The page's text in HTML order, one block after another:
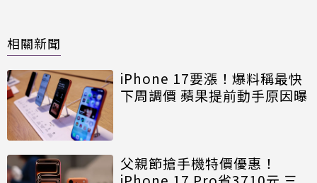
相關新聞
iPhone 17要漲！爆料稱最快
下周調價 蘋果提前動手原因曝
父親節搶手機特價優惠！